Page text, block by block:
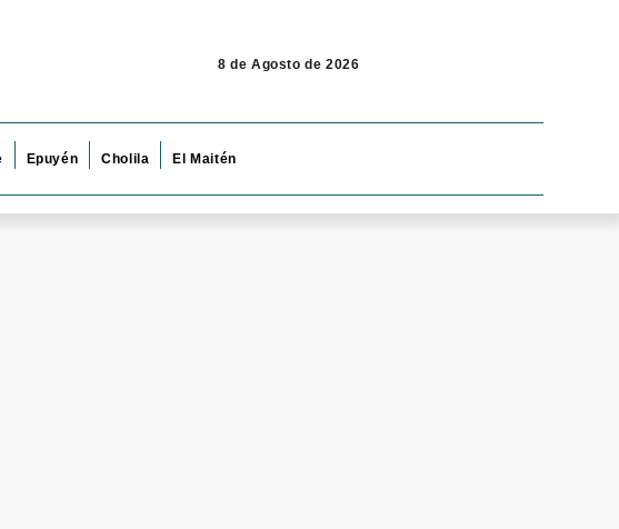
8 de Agosto de 2026
Epuyén Cholila El Maitén